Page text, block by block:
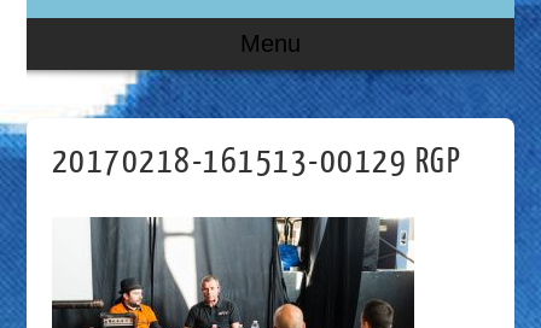
Menu
20170218-161513-00129 RGP